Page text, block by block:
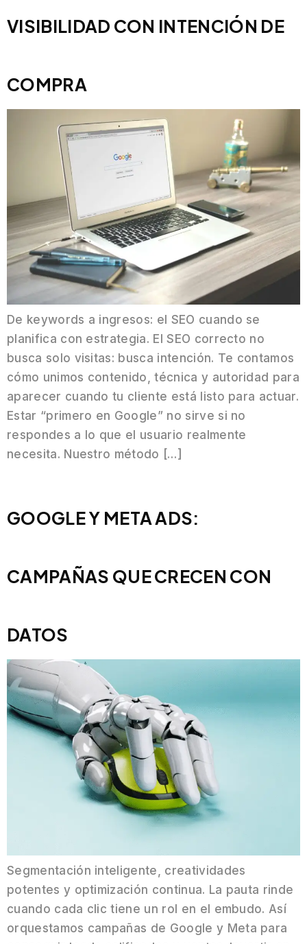
VISIBILIDAD CON INTENCIÓN DE
COMPRA
De keywords a ingresos: el SEO cuando se
planifica con estrategia. El SEO correcto no
busca solo visitas: busca intención. Te contamos
cómo unimos contenido, técnica y autoridad para
aparecer cuando tu cliente está listo para actuar.
Estar “primero en Google” no sirve si no
respondes a lo que el usuario realmente
necesita. Nuestro método […]
GOOGLE Y META ADS:
CAMPAÑAS QUE CRECEN CON
DATOS
Segmentación inteligente, creatividades
potentes y optimización continua. La pauta rinde
cuando cada clic tiene un rol en el embudo. Así
orquestamos campañas de Google y Meta para